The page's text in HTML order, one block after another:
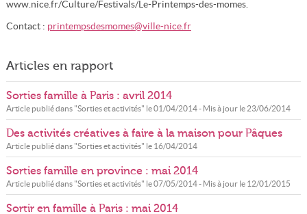
www.nice.fr/Culture/Festivals/Le-Printemps-des-momes.
Contact : printempsdesmomes@ville-nice.fr
Articles en rapport
Sorties famille à Paris : avril 2014
Article publié dans "Sorties et activités" le01/04/2014- Mis à jour le 23/06/2014
Des activités créatives à faire à la maison pour Pâques
Article publié dans "Sorties et activités" le 16/04/2014
Sorties famille en province : mai 2014
Article publié dans "Sorties et activités" le07/05/2014- Mis à jour le 12/01/2015
Sortir en famille à Paris : mai 2014